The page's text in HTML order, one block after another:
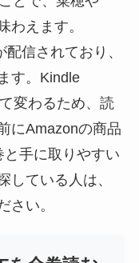
わえます。
信されており、
す。Kindle
変わるため、読
にAmazonの商品
手に取りやすい
している人は、
さい。